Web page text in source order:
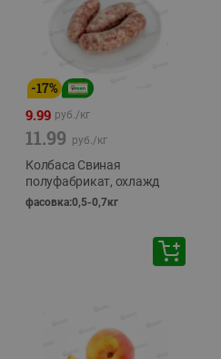
-17%
9.99 руб./кг
11.99 руб./кг
Колбаса Свиная
полуфабрикат, охлажд
фасовка:0,5-0,7кг